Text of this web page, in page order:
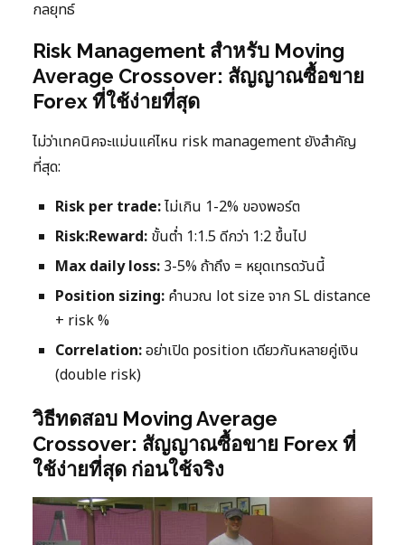
กลยุทธ์
Risk Management สำหรับ Moving
Average Crossover: สัญญาณซื้อขาย
Forex ที่ใช้ง่ายที่สุด
ไม่ว่าเทคนิคจะแม่นแค่ไหน risk management ยังสำคัญ
ที่สุด:
Risk per trade:ไม่เกิน 1-2% ของพอร์ต
Risk:Reward: ขั้นต่ำ 1:1.5 ดีกว่า 1:2 ขึ้นไป
Max daily loss: 3-5% ถ้าถึง = หยุดเทรดวันนี้
Position sizing: คำนวณ lot size จาก SL distance
+ risk %
Correlation:อย่าเปิด position เดียวกันหลายคู่เงิน
(double risk)
วิธีทดสอบ Moving Average
Crossover: สัญญาณซื้อขาย Forex ที่
ใช้ง่ายที่สุด ก่อนใช้จริง